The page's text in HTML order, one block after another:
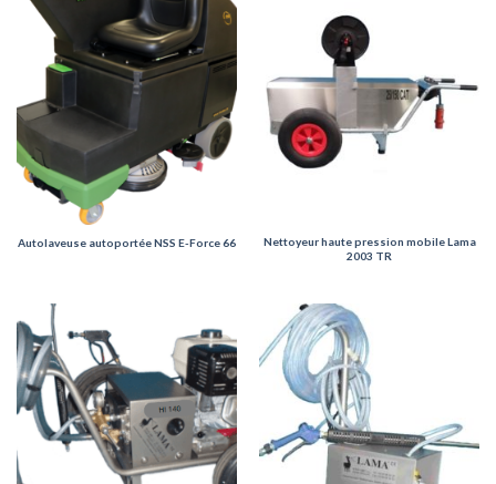
Autolaveuse autoportée NSS E-Force 66
Nettoyeur haute pression mobile Lama
2003 TR